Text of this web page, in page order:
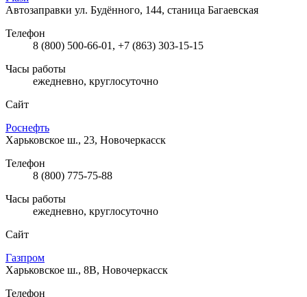
Автозаправки ул. Будённого, 144, станица Багаевская
Телефон
8 (800) 500-66-01, +7 (863) 303-15-15
Часы работы
ежедневно, круглосуточно
Сайт
Роснефть
Харьковское ш., 23, Новочеркасск
Телефон
8 (800) 775-75-88
Часы работы
ежедневно, круглосуточно
Сайт
Газпром
Харьковское ш., 8В, Новочеркасск
Телефон